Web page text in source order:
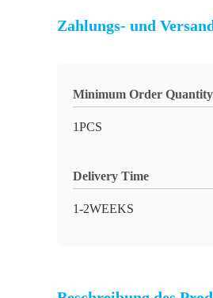
Zahlungs- und
Minimum Order Quantity
1PCS
Delivery Time
1-2WEEKS